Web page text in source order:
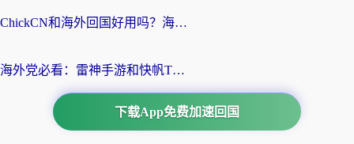
ChickCN和海外回国好用吗？海外党2026亲测：从手游到影音，选对加速器的3个关键
海外党必看：雷神手游和快帆TV版好用吗？3步选对回国加速器不踩坑
下载App免费加速回国